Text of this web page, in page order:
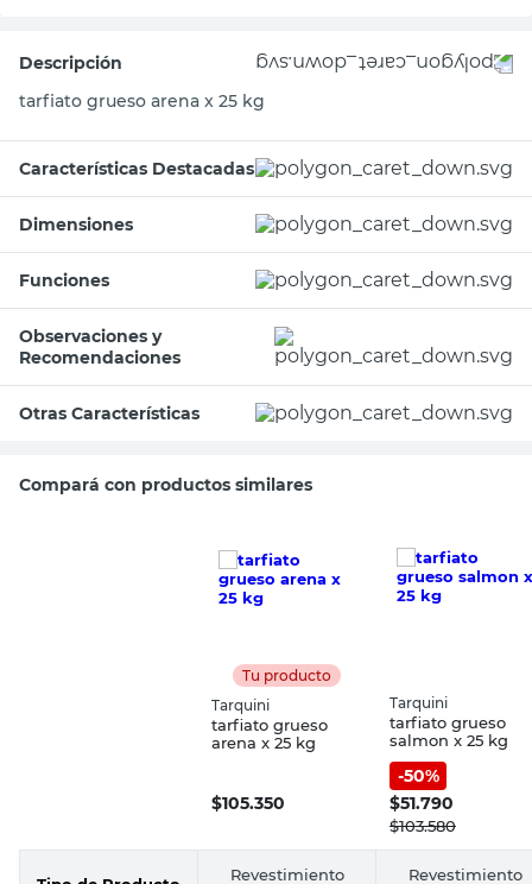
Descripción
tarfiato grueso arena x 25 kg
Características Destacadas
Dimensiones
Funciones
Observaciones y
Recomendaciones
Otras Características
Compará con productos similares
Tu producto
Tarquini
tarfiato grueso
arena x 25 kg
$105.350
Tarquini
tarfiato grueso
salmon x 25 kg
-50%
$51.790
$103.580
Revestimiento Revestimiento